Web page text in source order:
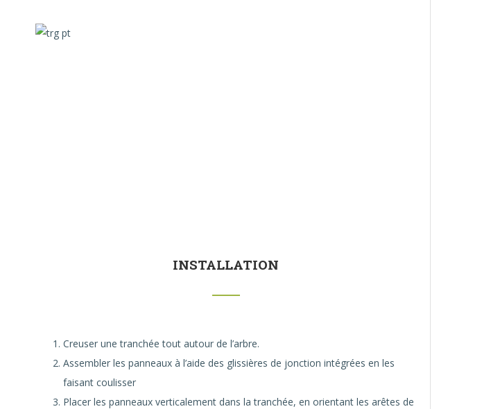
INSTALLATION
Creuser une tranchée tout autour de l’arbre.
Assembler les panneaux à l’aide des glissières de jonction intégrées en les
faisant coulisser
Placer les panneaux verticalement dans la tranchée, en orientant les arêtes de